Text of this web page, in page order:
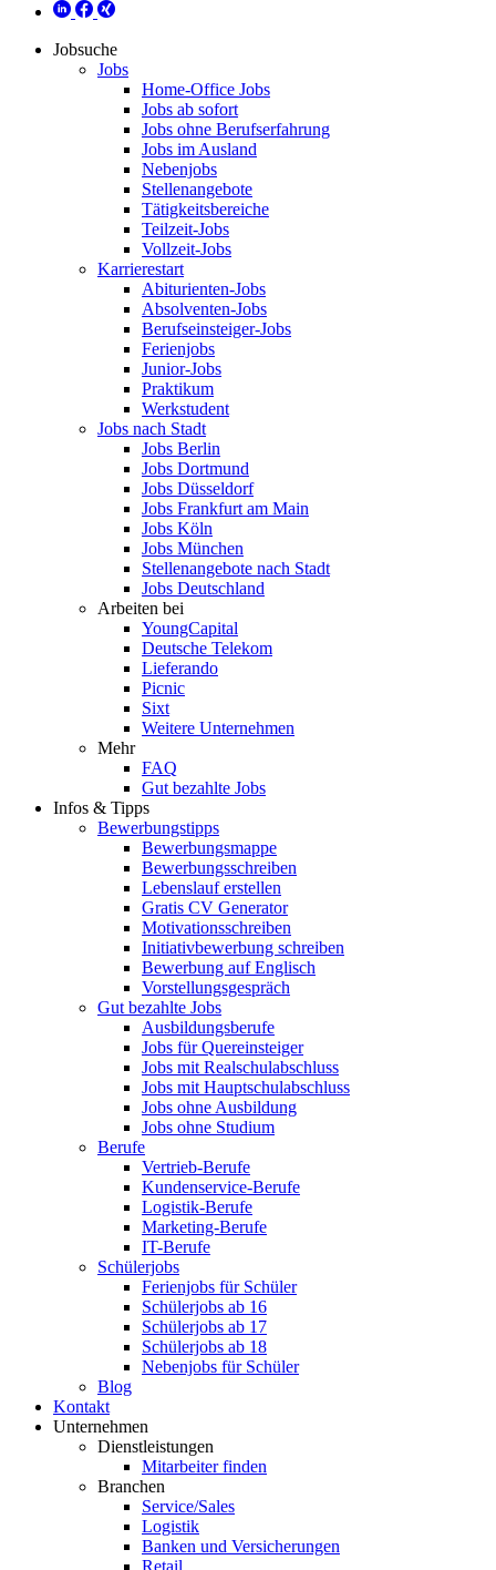
Jobsuche
Jobs
Home-Office Jobs
Jobs ab sofort
Jobs ohne Berufserfahrung
Jobs im Ausland
Nebenjobs
Stellenangebote
Tätigkeitsbereiche
Teilzeit-Jobs
Vollzeit-Jobs
Karrierestart
Abiturienten-Jobs
Absolventen-Jobs
Berufseinsteiger-Jobs
Ferienjobs
Junior-Jobs
Praktikum
Werkstudent
Jobs nach Stadt
Jobs Berlin
Jobs Dortmund
Jobs Düsseldorf
Jobs Frankfurt am Main
Jobs Köln
Jobs München
Stellenangebote nach Stadt
Jobs Deutschland
Arbeiten bei
YoungCapital
Deutsche Telekom
Lieferando
Picnic
Sixt
Weitere Unternehmen
Mehr
FAQ
Gut bezahlte Jobs
Infos & Tipps
Bewerbungstipps
Bewerbungsmappe
Bewerbungsschreiben
Lebenslauf erstellen
Gratis CV Generator
Motivationsschreiben
Initiativbewerbung schreiben
Bewerbung auf Englisch
Vorstellungsgespräch
Gut bezahlte Jobs
Ausbildungsberufe
Jobs für Quereinsteiger
Jobs mit Realschulabschluss
Jobs mit Hauptschulabschluss
Jobs ohne Ausbildung
Jobs ohne Studium
Berufe
Vertrieb-Berufe
Kundenservice-Berufe
Logistik-Berufe
Marketing-Berufe
IT-Berufe
Schülerjobs
Ferienjobs für Schüler
Schülerjobs ab 16
Schülerjobs ab 17
Schülerjobs ab 18
Nebenjobs für Schüler
Blog
Kontakt
Unternehmen
Dienstleistungen
Mitarbeiter finden
Branchen
Service/Sales
Logistik
Banken und Versicherungen
Retail